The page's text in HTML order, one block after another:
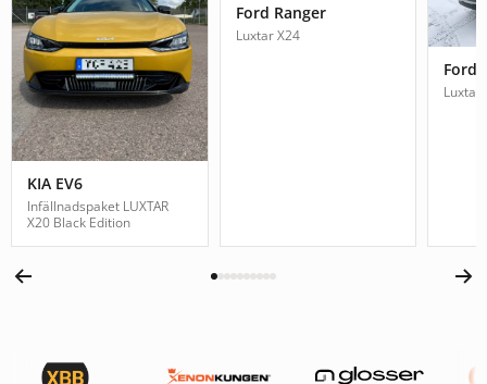
KIA EV6
Infällnadspaket LUXTAR
X20 Black Edition
Ford Ranger
Luxtar X24
Ford
Luxtar